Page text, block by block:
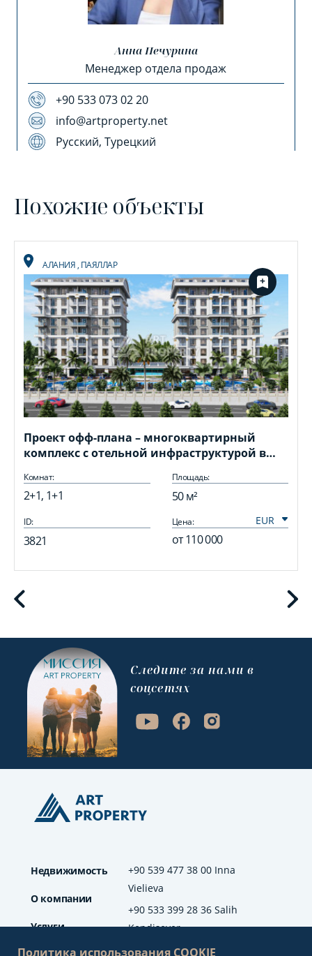
Анна Печурина
Менеджер отдела продаж
+90 533 073 02 20
info@artproperty.net
Русский, Турецкий
Похожие объекты
АЛАНИЯ, ПАЯЛЛАР
Проект офф-плана – многоквартирный
комплекс с отельной инфраструктурой в
Комнат:
2+1, 1+1
Площадь:
50 м²
ID:
3821
Цена:
от110 000
+90 539 477 38 00 Inna
Vielieva
+90 533 399 28 36 Salih
Kendisever
Недвижимость
О компании
Услуги
Cледите за нами в
соцсетях
Политика использования COOKIE